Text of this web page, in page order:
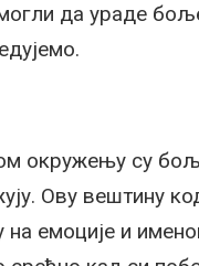
да ураде
окружењу су
Ову вештину
емоције и